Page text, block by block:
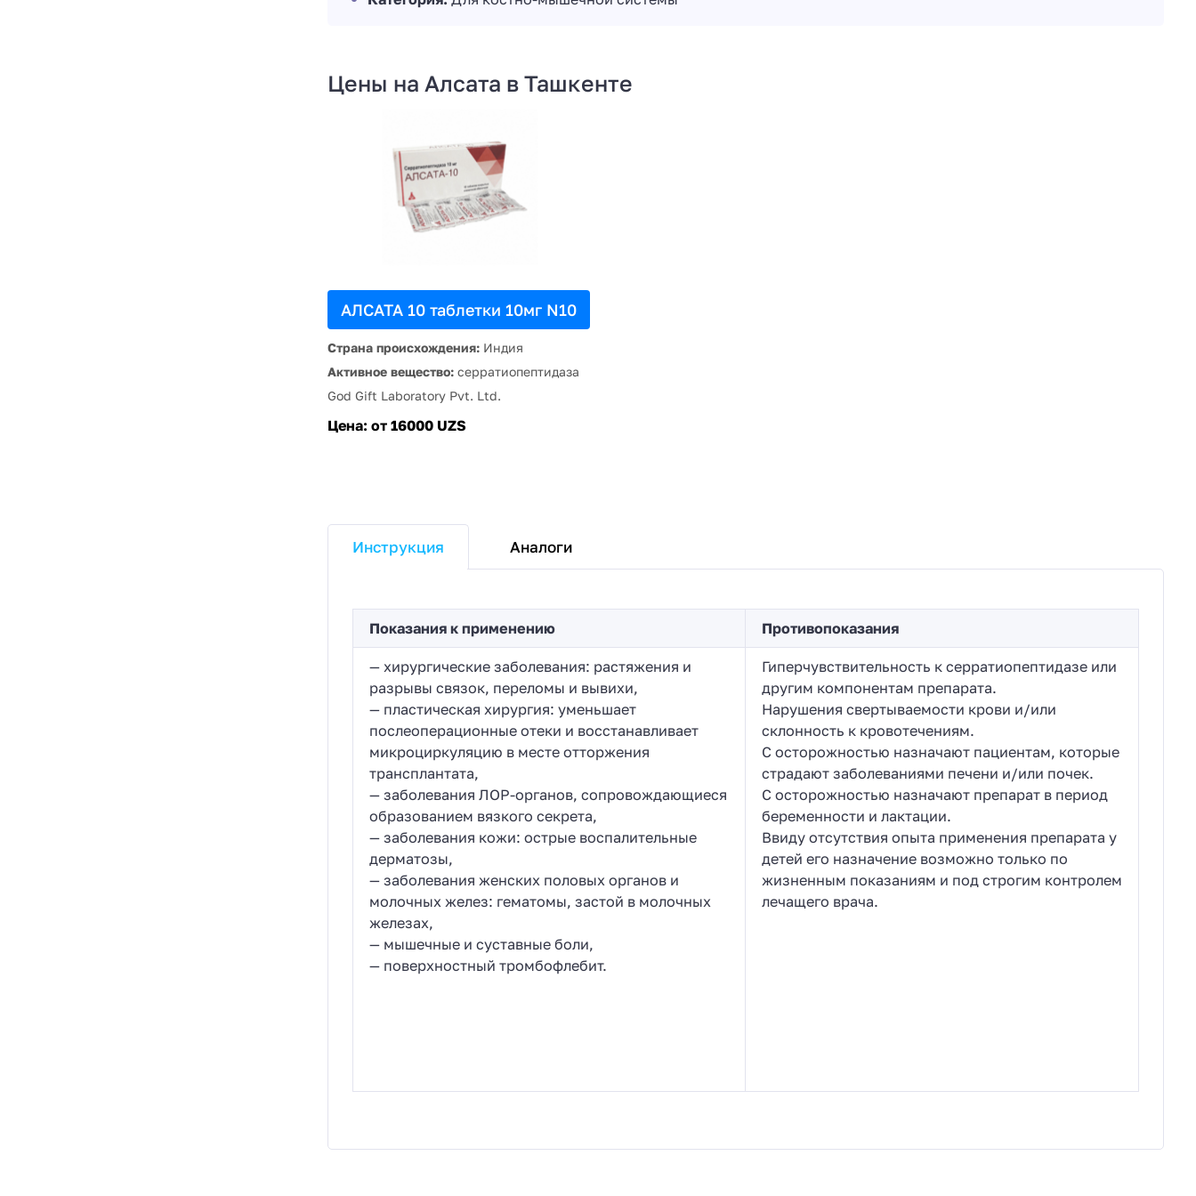
Цены на Алсата в Ташкенте
АЛСАТА 10 таблетки 10мг N10
Страна происхождения:Индия
Активное вещество:серратиопептидаза
God Gift Laboratory Pvt. Ltd.
Цена: от 16000 UZS
Инструкция Аналоги
Показания к применению Противопоказания
— хирургические заболевания: растяжения и
разрывы связок, переломы и вывихи,
— пластическая хирургия: уменьшает
послеоперационные отеки и восстанавливает
микроциркуляцию в месте отторжения
трансплантата,
— заболевания ЛОР-органов, сопровождающиеся
образованием вязкого секрета,
— заболевания кожи: острые воспалительные
дерматозы,
— заболевания женских половых органов и
молочных желез: гематомы, застой в молочных
железах,
— мышечные и суставные боли,
— поверхностный тромбофлебит.
Гиперчувствительность к серратиопептидазе или
другим компонентам препарата.
Нарушения свертываемости крови и/или
склонность к кровотечениям.
С осторожностью назначают пациентам, которые
страдают заболеваниями печени и/или почек.
С осторожностью назначают препарат в период
беременности и лактации.
Ввиду отсутствия опыта применения препарата у
детей его назначение возможно только по
жизненным показаниям и под строгим контролем
лечащего врача.